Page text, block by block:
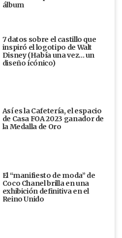
álbum
7 datos sobre el castillo que
inspiró el logotipo de Walt
Disney (Había una vez... un
diseño ícónico)
Así es la Cafetería, el espacio
de Casa FOA 2023 ganador de
la Medalla de Oro
El “manifiesto de moda” de
Coco Chanel brilla en una
exhibición definitiva en el
Reino Unido